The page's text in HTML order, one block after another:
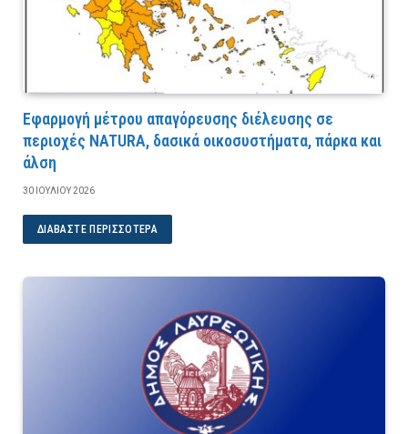
Εφαρμογή μέτρου απαγόρευσης διέλευσης σε
περιοχές NATURA, δασικά οικοσυστήματα, πάρκα και
άλση
30 ΙΟΥΛΊΟΥ 2026
ΔΙΑΒΆΣΤΕ ΠΕΡΙΣΣΌΤΕΡΑ